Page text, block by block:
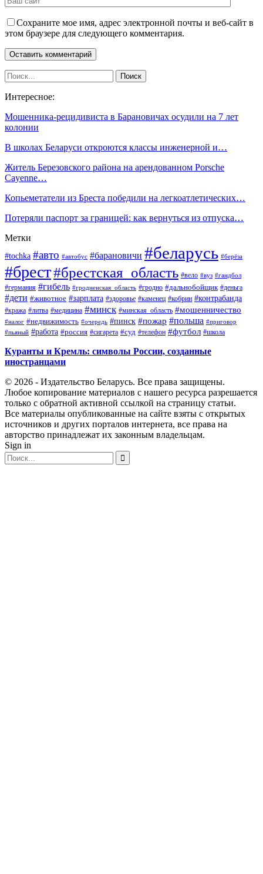
Сохраните мое имя, адрес электронной почты и веб-сайт в
этом браузере для следующего комментария.
Интересное:
Мошенника-рецидивиста в Барановичах осудили на 7 лет
колонии
В школах Беларуси откроются классы инженерной и…
Житель Березовского района на арендованном Porsche
Cayenne…
Копьеметатели из Бреста победили на легкоатлетических…
Потеряли паспорт за границей: как вернуться из отпуска…
Метки
#tochka #авто #автобус #барановичи #беларусь #берёза
#брест#брестская_область #вело #вуз #гандбол
#германия #гибель #гродненская_область #гродно #дальнобойщик #деньга
#дети #животное #зарплата #здоровье #каменец #кобрин #контрабанда
#кража #литва #медицина #минск #минская_область #мошенничество
#налог #недвижимость #очередь #пинск #пожар #польша #приговор
#пьяный #работа #россия #сигарета #суд #телефон #футбол #школа
Куранты и Кремль: символы России, созданные
иностранцами
© 2026 - Издательство Беларусь. Все права защищены.
Любое копирование материалов с нашего ресурса разрешается
только с обратной активной ссылкой на страницу статьи.
Все материалы опубликованные на сайте взяты с открытых
источников и других порталов интернета, все права на
авторство принадлежат их законным владельцам.
Sign in